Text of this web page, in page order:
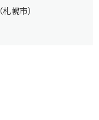
（札幌市）